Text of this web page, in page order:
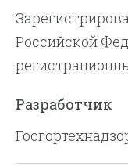
собственности.
Российской
Разработчик